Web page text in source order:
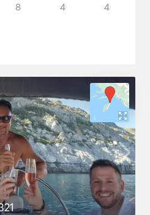
8 4 4